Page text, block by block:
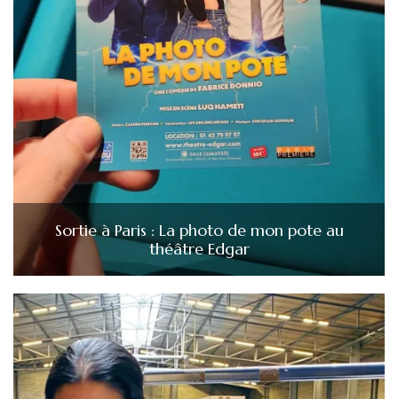
Sortie à Paris : La photo de mon pote au
théâtre Edgar